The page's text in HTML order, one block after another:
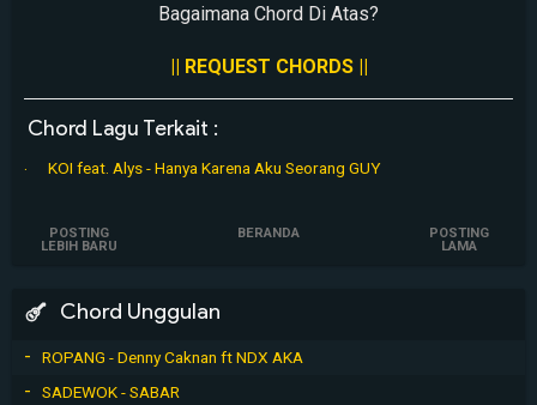
Bagaimana Chord Di Atas?
|| REQUEST CHORDS ||
Chord Lagu Terkait :
KOI feat. Alys - Hanya Karena Aku Seorang GUY
POSTING
LEBIH BARU
POSTING
LAMA
BERANDA
Chord Unggulan
ROPANG - Denny Caknan ft NDX AKA
SADEWOK - SABAR